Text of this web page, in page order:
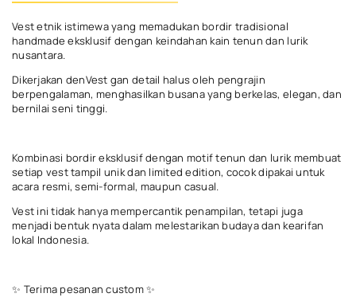
Vest etnik istimewa yang memadukan bordir tradisional
handmade eksklusif dengan keindahan kain tenun dan lurik
nusantara.
Dikerjakan denVest gan detail halus oleh pengrajin
berpengalaman, menghasilkan busana yang berkelas, elegan, dan
bernilai seni tinggi.
Kombinasi bordir eksklusif dengan motif tenun dan lurik membuat
setiap vest tampil unik dan limited edition, cocok dipakai untuk
acara resmi, semi-formal, maupun casual.
Vest ini tidak hanya mempercantik penampilan, tetapi juga
menjadi bentuk nyata dalam melestarikan budaya dan kearifan
lokal Indonesia.
✨ Terima pesanan custom ✨